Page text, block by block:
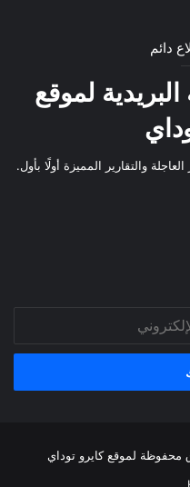
دائم
لموقع
والتقارير المميزة أولًا بأول.
كايرو توداي